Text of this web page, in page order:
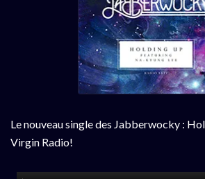
Le nouveau single des Jabberwocky :
Virgin Radio!